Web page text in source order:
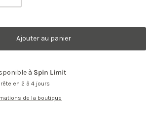
Ajouter au panier
à Spin Limit
en 2 à 4 jours
de la boutique